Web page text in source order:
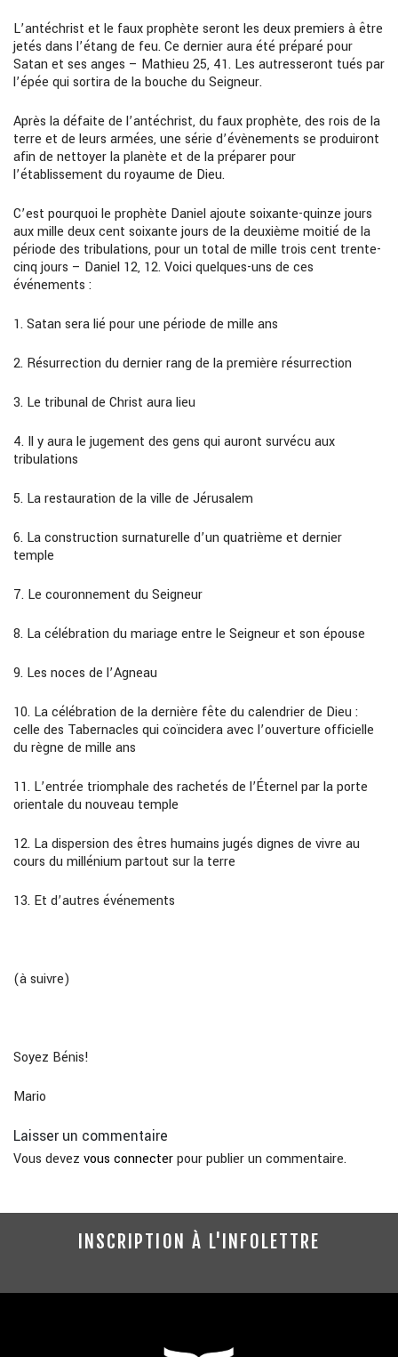
L’antéchrist et le faux prophète seront les deux premiers à être
jetés dans l’étang de feu. Ce dernier aura été préparé pour
Satan et ses anges – Mathieu 25, 41. Les autresseront tués par
l’épée qui sortira de la bouche du Seigneur.
Après la défaite de l’antéchrist, du faux prophète, des rois de la
terre et de leurs armées, une série d’évènements se produiront
afin de nettoyer la planète et de la préparer pour
l’établissement du royaume de Dieu.
C’est pourquoi le prophète Daniel ajoute soixante-quinze jours
aux mille deux cent soixante jours de la deuxième moitié de la
période des tribulations, pour un total de mille trois cent trente-
cinq jours – Daniel 12, 12. Voici quelques-uns de ces
événements :
1.Satan sera lié pour une période de mille ans
2. Résurrection du dernier rang de la première résurrection
3. Le tribunal de Christ aura lieu
4. Il y aura le jugement des gens qui auront survécu aux
tribulations
5. La restauration de la ville de Jérusalem
6. La construction surnaturelle d’un quatrième et dernier
temple
7. Le couronnement du Seigneur
8. La célébration du mariage entre le Seigneur et son épouse
9. Les noces de l’Agneau
10. La célébration de la dernière fête du calendrier de Dieu :
celle des Tabernacles qui coïncidera avec l’ouverture officielle
du règne de mille ans
11. L’entrée triomphale des rachetés de l’Éternel par la porte
orientale du nouveau temple
12. La dispersion des êtres humains jugés dignes de vivre au
cours du millénium partout sur la terre
13. Et d’autres événements
(à suivre)
Soyez Bénis!
Mario
Laisser un commentaire
Vous devez vous connecterpour publier un commentaire.
INSCRIPTION À L'INFOLETTRE